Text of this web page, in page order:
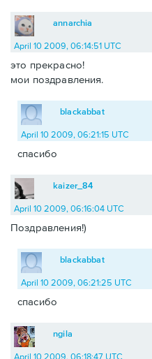
annarchia
April 10 2009, 06:14:51 UTC
это прекрасно!
мои поздравления.
blackabbat
April 10 2009, 06:21:15 UTC
спасибо
kaizer_84
April 10 2009, 06:16:04 UTC
Поздравления!)
blackabbat
April 10 2009, 06:21:25 UTC
спасибо
ngila
April 10 2009, 06:18:47 UTC